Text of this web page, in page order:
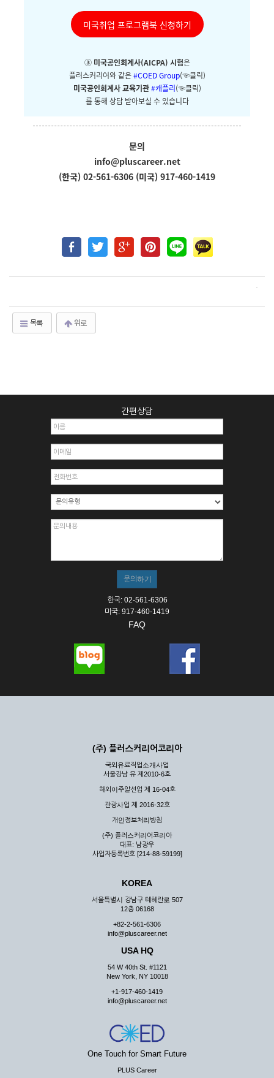
미국취업 프로그램북 신청하기
③ 미국공인회계사(AICPA) 시험은
플러스커리어와 같은#COED Group(☜클릭)
미국공인회계사 교육기관#캐플리(☜클릭)
를 통해 상담 받아보실 수 있습니다
문의
info@pluscareer.net
(한국) 02-561-6306 (미국) 917-460-1419
목록 위로
간편상담
한국: 02-561-6306
미국: 917-460-1419
FAQ
(주) 플러스커리어코리아
국외유료직업소개사업
서울강남 유 제2010-6호
해외이주알선업 제 16-04호
관광사업 제 2016-32호
개인정보처리방침
(주) 플러스커리어코리아
대표: 남광우
사업자등록번호 [214-88-59199]
KOREA
서울특별시 강남구 테헤란로 507
12층 06168
+82-2-561-6306
info@pluscareer.net
USA HQ
54 W 40th St. #1121
New York, NY 10018
+1-917-460-1419
info@pluscareer.net
One Touch for Smart Future
PLUS Career